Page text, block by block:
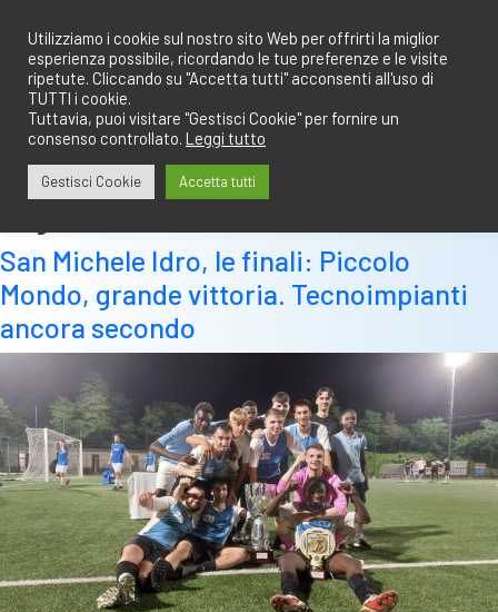
contenuto
San Michele Idro, le finali: Piccolo
Mondo, grande vittoria. Tecnoimpianti
ancora secondo
Utilizziamo i cookie sul nostro sito Web per offrirti la miglior
esperienza possibile, ricordando le tue preferenze e le visite
ripetute. Cliccando su "Accetta tutti" acconsenti all'uso di
TUTTI i cookie.
Tuttavia, puoi visitare "Gestisci Cookie" per fornire un
consenso controllato. Leggi tutto
Gestisci Cookie Accetta tutti